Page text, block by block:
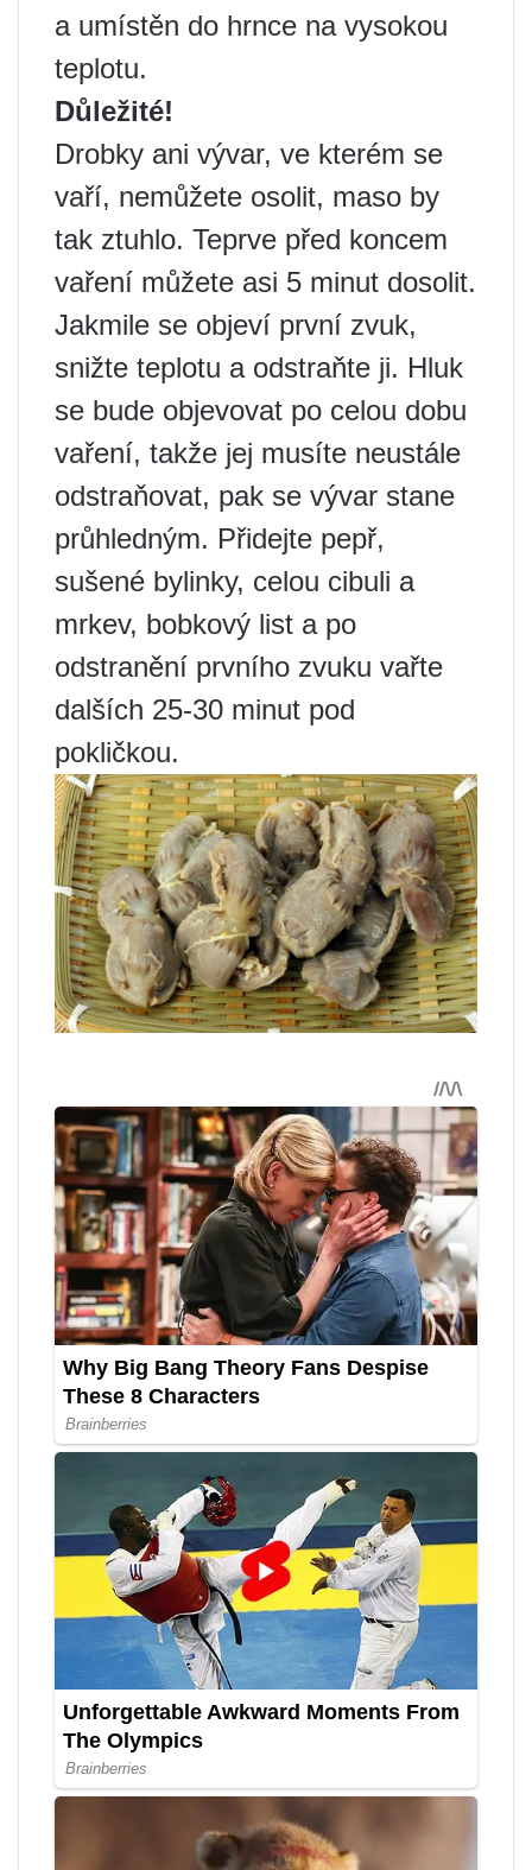
a umístěn do hrnce na vysokou
teplotu.
Důležité!
Drobky ani vývar, ve kterém se
vaří, nemůžete osolit, maso by
tak ztuhlo. Teprve před koncem
vaření můžete asi 5 minut dosolit.
Jakmile se objeví první zvuk,
snižte teplotu a odstraňte ji. Hluk
se bude objevovat po celou dobu
vaření, takže jej musíte neustále
odstraňovat, pak se vývar stane
průhledným. Přidejte pepř,
sušené bylinky, celou cibuli a
mrkev, bobkový list a po
odstranění prvního zvuku vařte
dalších 25-30 minut pod
pokličkou.